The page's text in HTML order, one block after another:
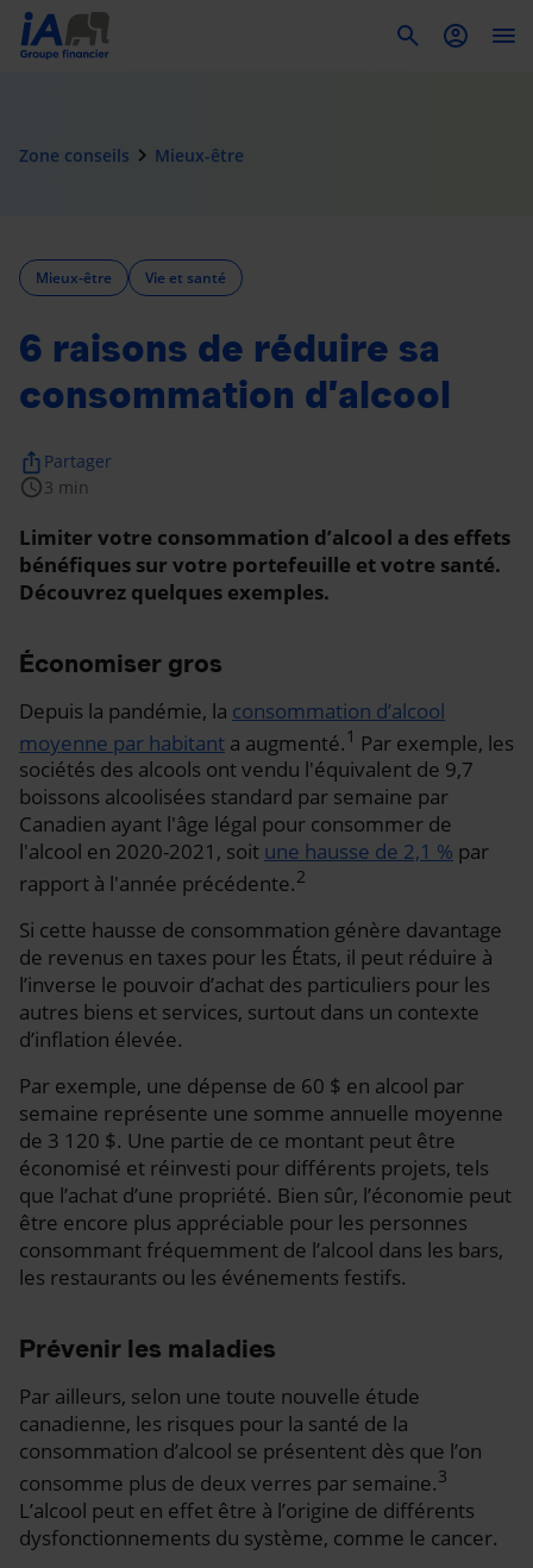
Zone conseils navigate_next Mieux-être
Mieux-être Vie et santé
6 raisons de réduire sa
consommation d’alcool
schedule 3 min
ios_share Partager
Limiter votre consommation d’alcool a des effets
bénéfiques sur votre portefeuille et votre santé.
Découvrez quelques exemples.
Économiser gros
Depuis la pandémie, la consommation d’alcool
moyenne par habitant a augmenté.1 Par exemple, les
sociétés des alcools ont vendu l'équivalent de 9,7
boissons alcoolisées standard par semaine par
Canadien ayant l'âge légal pour consommer de
l'alcool en 2020-2021, soit une hausse de 2,1 % par
rapport à l'année précédente.2
Si cette hausse de consommation génère davantage
de revenus en taxes pour les États, il peut réduire à
l’inverse le pouvoir d’achat des particuliers pour les
autres biens et services, surtout dans un contexte
d’inflation élevée.
Par exemple, une dépense de 60 $ en alcool par
semaine représente une somme annuelle moyenne
de 3 120 $. Une partie de ce montant peut être
économisé et réinvesti pour différents projets, tels
que l’achat d’une propriété. Bien sûr, l’économie peut
être encore plus appréciable pour les personnes
consommant fréquemment de l’alcool dans les bars,
les restaurants ou les événements festifs.
Prévenir les maladies
Par ailleurs, selon une toute nouvelle étude
canadienne, les risques pour la santé de la
consommation d’alcool se présentent dès que l’on
consomme plus de deux verres par semaine.3
L’alcool peut en effet être à l’origine de différents
dysfonctionnements du système, comme le cancer.